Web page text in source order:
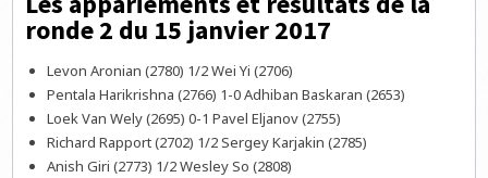
ronde 2 du 15 janvier 2017
Levon Aronian (2780) 1/2 Wei Yi (2706)
Pentala Harikrishna (2766) 1-0 Adhiban Baskaran (2653)
Loek Van Wely (2695) 0-1 Pavel Eljanov (2755)
Richard Rapport (2702) 1/2 Sergey Karjakin (2785)
Anish Giri (2773) 1/2 Wesley So (2808)